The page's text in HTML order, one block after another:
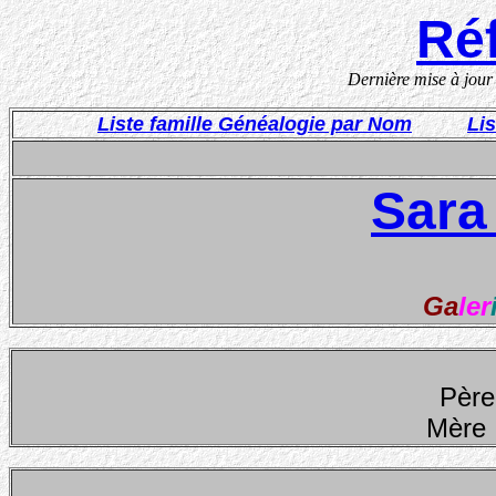
Dernière mise à jour
Liste famille Généalogie par Nom
Galer